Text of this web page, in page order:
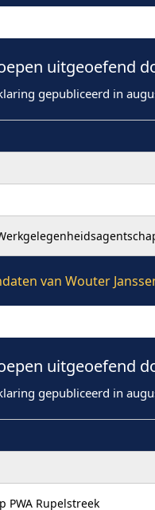
uitgeoefend
gepubliceerd in
van Wouter
uitgeoefend
gepubliceerd in
PWA Rupelstreek